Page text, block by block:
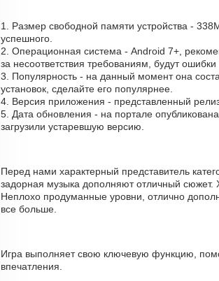
1. Размер свободной памяти устройства -
успешного.
2. Операционная система - Android 7+,
за несоответствия требованиям, будут ошибки
3. Популярность - на данный момент она
установок, сделайте его популярнее.
4. Версия приложения - представленный
5. Дата обновления - на портале
загрузили устаревшую версию.
Перед нами характерный представитель
задорная музыка дополняют отличный сюжет.
Неплохо продуманные уровни, отлично
все больше.
Игра выполняет свою ключевую функцию,
впечатления.